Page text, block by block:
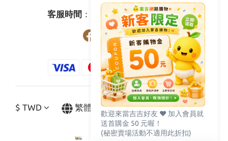
03-3778587
客服時間 ：週一至週五08:30-17:30
$ TWD 繁體中文
歡迎來當吉吉好友 ♥️ 加入會員就
送首購金 50 元喔！
(秘密賣場活動不適用此折扣)